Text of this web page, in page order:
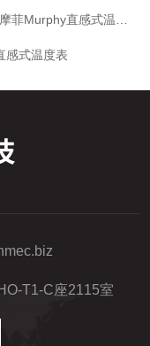
Murphy直感式温度表
感式温度表
T1-C座2115室